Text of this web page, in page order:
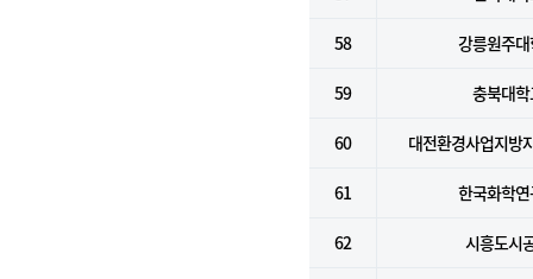
58 강릉원주
59 충북대
60 대전환경사업지방
61 한국화학
62 시흥도시